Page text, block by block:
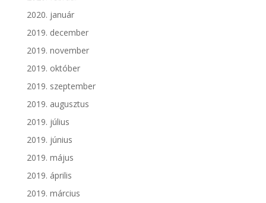
2020. január
2019. december
2019. november
2019. október
2019. szeptember
2019. augusztus
2019. július
2019. június
2019. május
2019. április
2019. március